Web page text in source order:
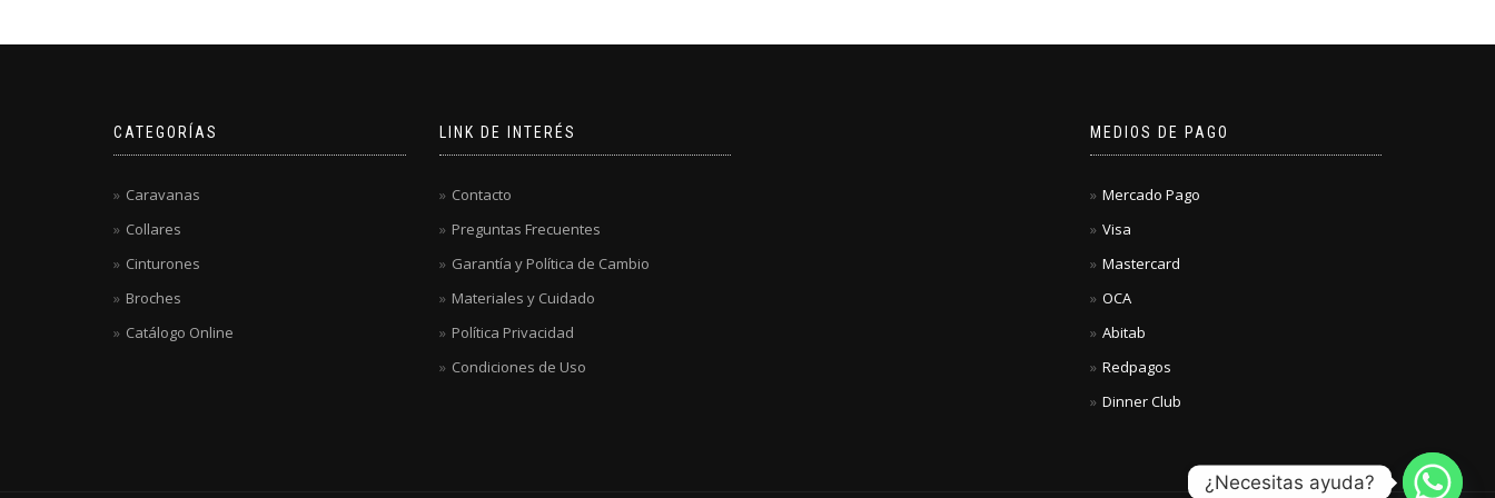
CATEGORÍAS
Caravanas
Collares
Cinturones
Broches
Catálogo Online
LINK DE INTERÉS
Contacto
Preguntas Frecuentes
Garantía y Política de Cambio
Materiales y Cuidado
Política Privacidad
Condiciones de Uso
MEDIOS DE PAGO
Mercado Pago
Visa
Mastercard
OCA
Abitab
Redpagos
Dinner Club
¿Necesitas ayuda?